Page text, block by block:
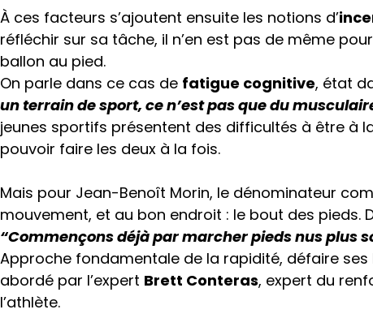
À ces facteurs s’ajoutent ensuite les notions d’
réfléchir sur sa tâche, il n’en est pas de même
ballon au pied.
On parle dans ce cas de fatigue cognitive, état
un terrain de sport, ce n’est pas que du
jeunes sportifs présentent des difficultés à être à
pouvoir faire les deux à la fois.
Mais pour Jean-Benoît Morin, le dénominateur
mouvement, et au bon endroit : le bout des pieds.
“Commençons déjà par marcher pieds nus plus
Approche fondamentale de la rapidité, défaire
abordé par l’expert Brett Conteras, expert du
l’athlète.